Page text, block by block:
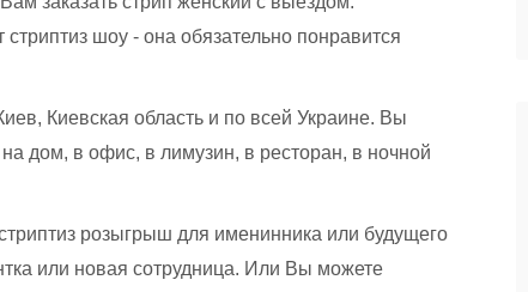
шоу - она обязательно понравится
Киевская область и по всей Украине. Вы
дом, в офис, в лимузин, в ресторан, в ночной
розыгрыш для именинника или будущего
или новая сотрудница. Или Вы можете